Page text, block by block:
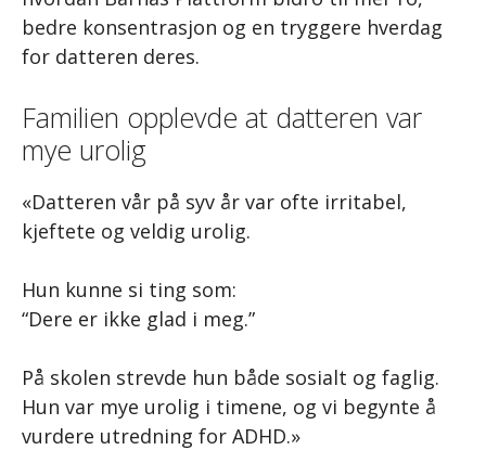
bedre konsentrasjon og en tryggere hverdag
for datteren deres.
Familien opplevde at datteren var
mye urolig
«Datteren vår på syv år var ofte irritabel,
kjeftete og veldig urolig.
Hun kunne si ting som:
“Dere er ikke glad i meg.”
På skolen strevde hun både sosialt og faglig.
Hun var mye urolig i timene, og vi begynte å
vurdere utredning for ADHD.»